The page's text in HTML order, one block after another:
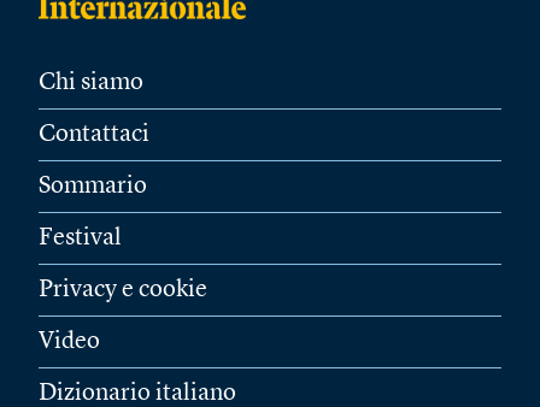
Chi siamo
Contattaci
Sommario
Festival
Privacy e cookie
Video
Dizionario italiano